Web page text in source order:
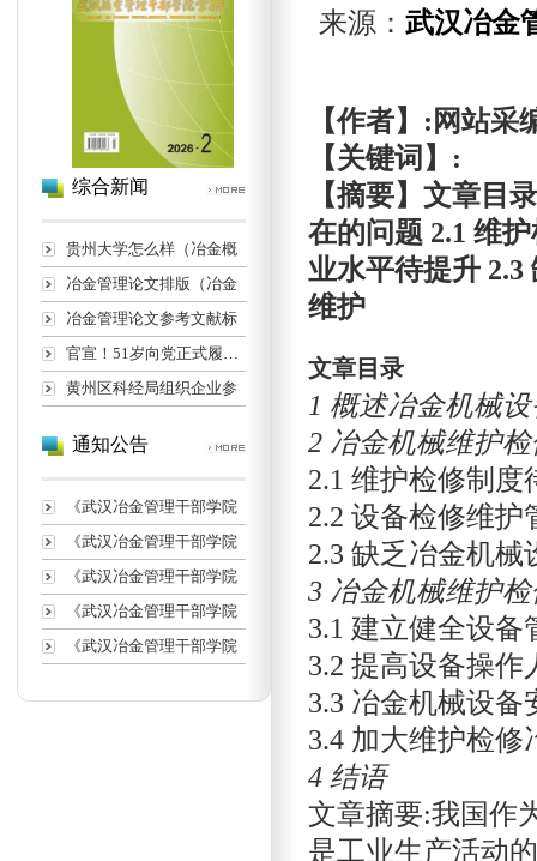
综合新闻
贵州大学怎么样（冶金概
冶金管理论文排版（冶金
冶金管理论文参考文献标
官宣！51岁向党正式履新长
黄州区科经局组织企业参
通知公告
《武汉冶金管理干部学院
《武汉冶金管理干部学院
《武汉冶金管理干部学院
《武汉冶金管理干部学院
《武汉冶金管理干部学院
来源： 武汉冶金
【作者】:网站采
【关键词】:
【摘要】文章目
在的问题 2.1 维
业水平待提升
维护
文章目录
1 概述冶金机械
2 冶金机械维护
2.1 维护检修制度
2.2 设备检修维
2.3 缺乏冶金机
3 冶金机械维护
3.1 建立健全设备
3.2 提高设备操
3.3 冶金机械设备
3.4 加大维护检修
4 结语
文章摘要:我国作
是工业生产活动